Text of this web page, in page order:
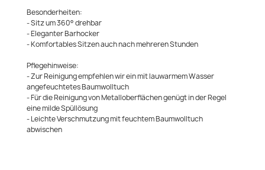
Besonderheiten:
- Sitz um 360° drehbar
- Eleganter Barhocker
- Komfortables Sitzen auch nach mehreren Stunden
Pflegehinweise:
- Zur Reinigung empfehlen wir ein mit lauwarmem Wasser
angefeuchtetes Baumwolltuch
- Für die Reinigung von Metalloberflächen genügt in der Regel
eine milde Spüllösung
- Leichte Verschmutzung mit feuchtem Baumwolltuch
abwischen